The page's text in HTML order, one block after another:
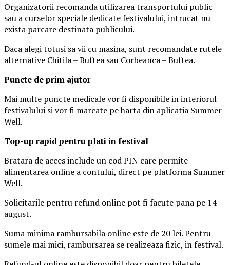
Organizatorii recomanda utilizarea transportului public
sau a curselor speciale dedicate festivalului, intrucat nu
exista parcare destinata publicului.
Daca alegi totusi sa vii cu masina, sunt recomandate rutele
alternative Chitila – Buftea sau Corbeanca – Buftea.
Puncte de prim ajutor
Mai multe puncte medicale vor fi disponibile in interiorul
festivalului si vor fi marcate pe harta din aplicatia Summer
Well.
Top-up rapid pentru plati in festival
Bratara de acces include un cod PIN care permite
alimentarea online a contului, direct pe platforma Summer
Well.
Solicitarile pentru refund online pot fi facute pana pe 14
august.
Suma minima rambursabila online este de 20 lei. Pentru
sumele mai mici, rambursarea se realizeaza fizic, in festival.